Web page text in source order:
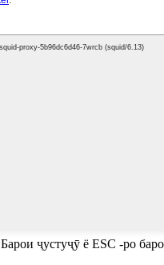
Барои ҷустуҷӯ ё ESC -ро